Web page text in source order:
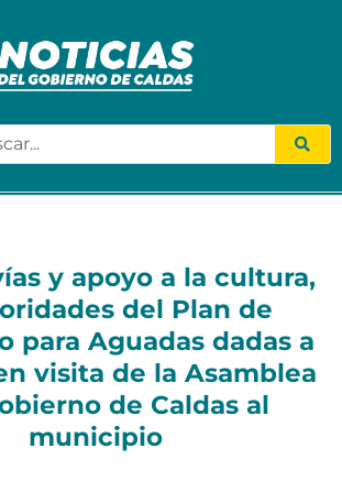
y apoyo a la cultura,
del Plan de
para Aguadas dadas a
visita de la Asamblea
de Caldas al
municipio